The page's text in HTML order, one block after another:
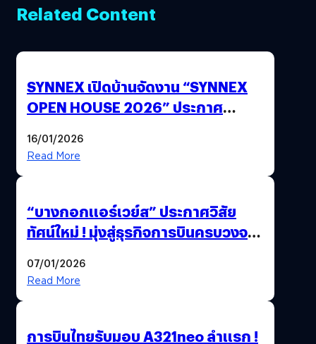
Related Content
SYNNEX เปิดบ้านจัดงาน “SYNNEX
OPEN HOUSE 2026” ประกาศ
ได้ 53,000 ล้านบาท
16/01/2026
Read More
“บางกอกแอร์เวย์ส” ประกาศวิสัย
ทัศน์ใหม่ ! มุ่งสู่ธุรกิจการบินครบวงจร
สังคม
07/01/2026
Read More
การบินไทยรับมอบ A321neo ลำแรก !